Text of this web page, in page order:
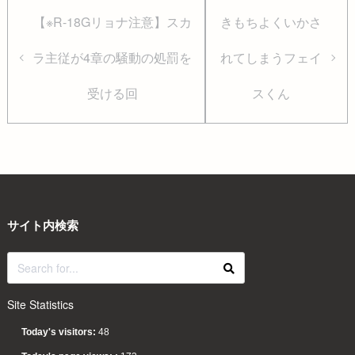
【※R-18Gリョナ注意】スカ
ラ主従が4章の騒動の処罰を
受ける回
きもちよくいかさ
れてしまうフェイ
スくん
サイト内検索
Site Statistics
Today's visitors: 48